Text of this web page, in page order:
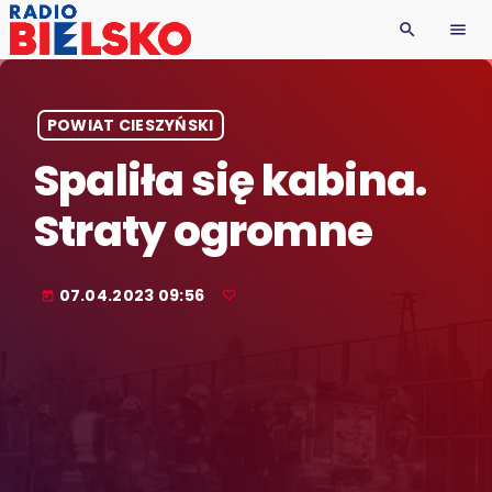
search menu
POWIAT CIESZYŃSKI
Spaliła się kabina.
Straty ogromne
today 07.04.2023 09:56